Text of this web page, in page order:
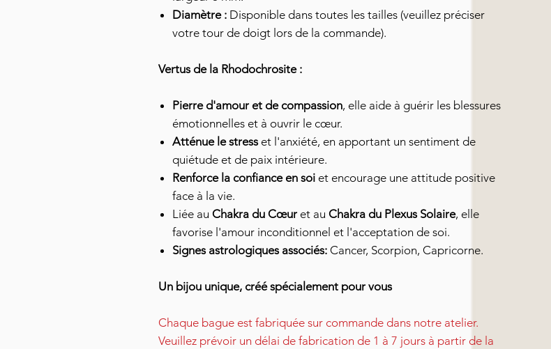
Diamètre : Disponible dans toutes les tailles (veuillez préciser
votre tour de doigt lors de la commande).
Vertus de la Rhodochrosite :
Pierre d'amour et de compassion, elle aide à guérir les blessures
émotionnelles et à ouvrir le cœur.
Atténue le stresset l'anxiété, en apportant un sentiment de
quiétude et de paix intérieure.
Renforce la confiance en soi et encourage une attitude positive
face à la vie.
Liée au Chakra du Cœur et au Chakra du Plexus Solaire, elle
favorise l'amour inconditionnel et l'acceptation de soi.
Signes astrologiques associés: Cancer, Scorpion, Capricorne.
Un bijou unique, créé spécialement pour vous
Chaque bague est fabriquée sur commande dans notre atelier.
Veuillez prévoir un délai de fabrication de 1 à 7 jours à partir de la